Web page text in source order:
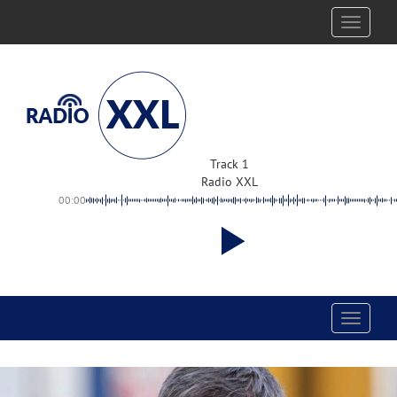
Toggle
Track 1
Radio XXL
00:00
Toggle